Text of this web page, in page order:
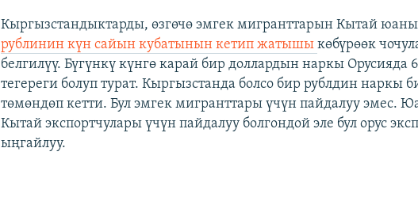
Кыргызстандыктарды, өзгөчө эмгек мигранттарын Кытай
рублинин күн сайын кубатынын кетип жатышыкөбүрөөк
белгилүү. Бүгүнкү күнгө карай бир доллардын наркы Орусияда
тегереги болуп турат. Кыргызстанда болсо бир рублдин наркы
төмөндөп кетти. Бул эмгек мигранттары үчүн пайдалуу эмес.
Кытай экспортчулары үчүн пайдалуу болгондой эле бул орус
ыңгайлуу.